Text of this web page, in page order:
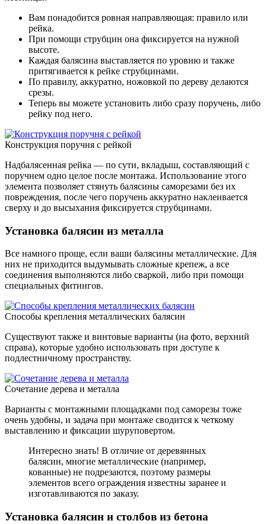
Вам понадобится ровная направляющая: правило или
рейка.
При помощи струбцин она фиксируется на нужной
высоте.
Каждая балясина выставляется по уровню и также
притягивается к рейке струбцинами.
По правилу, аккуратно, ножовкой по дереву делаются
срезы.
Теперь вы можете установить либо сразу поручень, либо
рейку под него.
Конструкция поручня с рейкой
Надбалясенная рейка — по сути, вкладыш, составляющий с
поручнем одно целое после монтажа. Использование этого
элемента позволяет стянуть балясины саморезами без их
повреждения, после чего поручень аккуратно наклеивается
сверху и до высыхания фиксируется струбцинами.
Установка балясин из металла
Все намного проще, если ваши балясины металлические. Для
них не приходится выдумывать сложные крепеж, а все
соединения выполняются либо сваркой, либо при помощи
специальных фитингов.
Способы крепления металлических балясин
Существуют также и винтовые варианты (на фото, верхний
справа), которые удобно использовать при доступе к
подлестничному пространству.
Сочетание дерева и металла
Варианты с монтажными площадками под саморезы тоже
очень удобны, и задача при монтаже сводится к четкому
выставлению и фиксации шуруповертом.
Интересно знать! В отличие от деревянных
балясин, многие металлические (например,
кованные) не подрезаются, поэтому размеры
элементов всего ограждения известны заранее и
изготавливаются по заказу.
Установка балясин и столбов из бетона